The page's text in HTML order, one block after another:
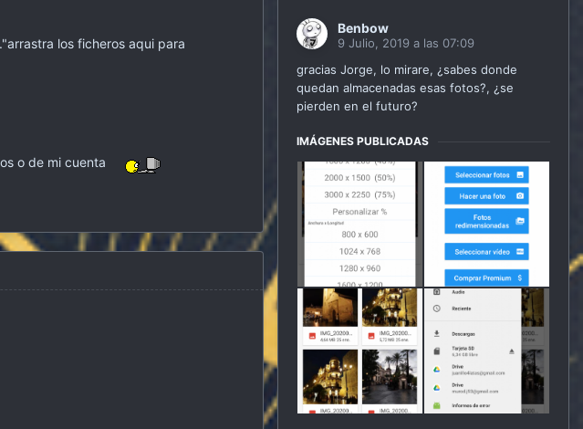
los ficheros aqui para
o de mi cuenta
Benbow
9 Julio, 2019 a las 07:09
gracias Jorge, lo mirare, ¿sabes donde
quedan almacenadas esas fotos?, ¿se
pierden en el futuro?
IMÁGENES PUBLICADAS